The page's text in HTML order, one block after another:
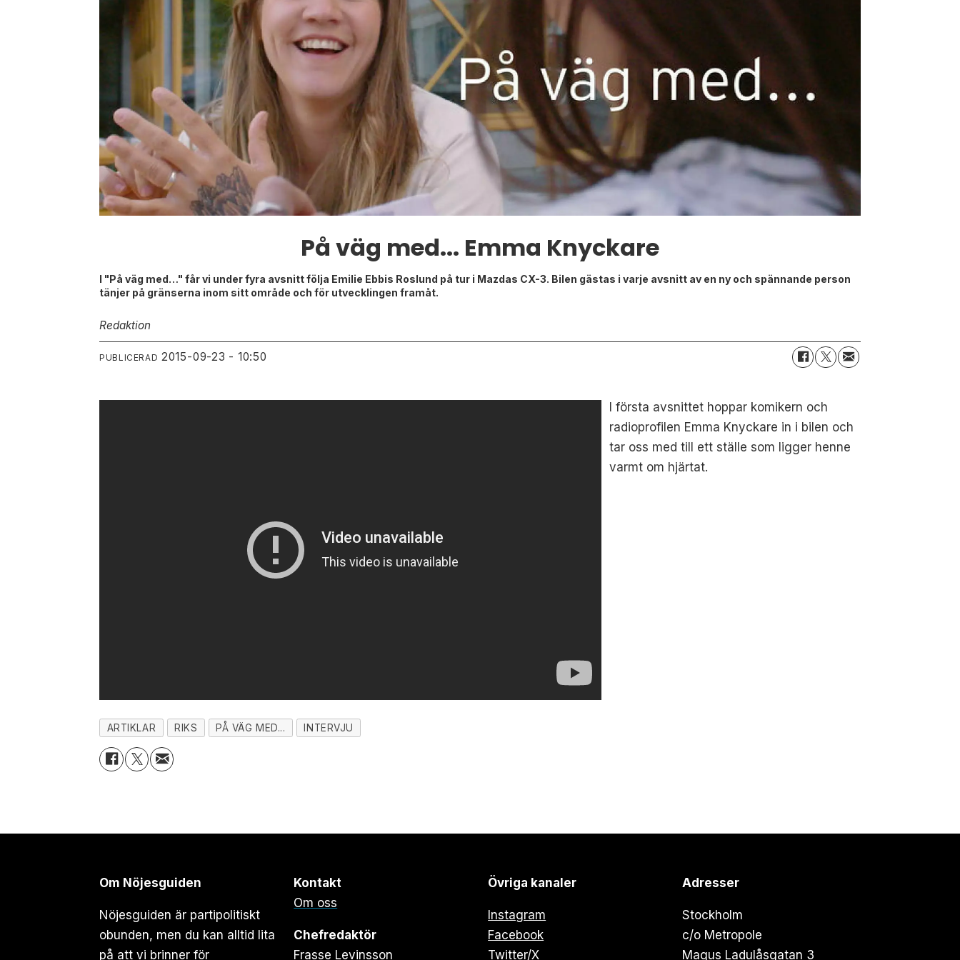
På väg med... Emma Knyckare
I "På väg med…" får vi under fyra avsnitt följa Emilie Ebbis Roslund på tur i Mazdas CX-3. Bilen gästas i varje avsnitt av en ny och spännande person
tänjer på gränserna inom sitt område och för utvecklingen framåt.
Redaktion
PUBLICERAD 2015-09-23 - 10:50
I första avsnittet hoppar komikern och
radioprofilen Emma Knyckare in i bilen och
tar oss med till ett ställe som ligger henne
varmt om hjärtat.
ARTIKLAR RIKS PÅ VÄG MED... INTERVJU
Om Nöjesguiden
Nöjesguiden är partipolitiskt
obunden, men du kan alltid lita
på att vi brinner för
Kontakt
Om oss
Chefredaktör
Frasse Levinsson
Övriga kanaler
Instagram
Facebook
Twitter/X
Adresser
Stockholm
c/o Metropole
Magus Ladulåsgatan 3